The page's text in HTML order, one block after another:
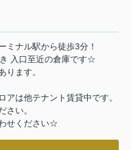
ミナル駅から徒歩3分！
入口至近の倉庫です☆
ります。
アは他テナント賃貸中です。
さい。
せください☆